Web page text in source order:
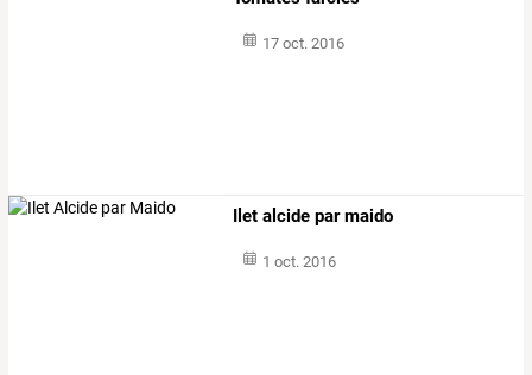
17 oct. 2016
Ilet alcide par maido
1 oct. 2016